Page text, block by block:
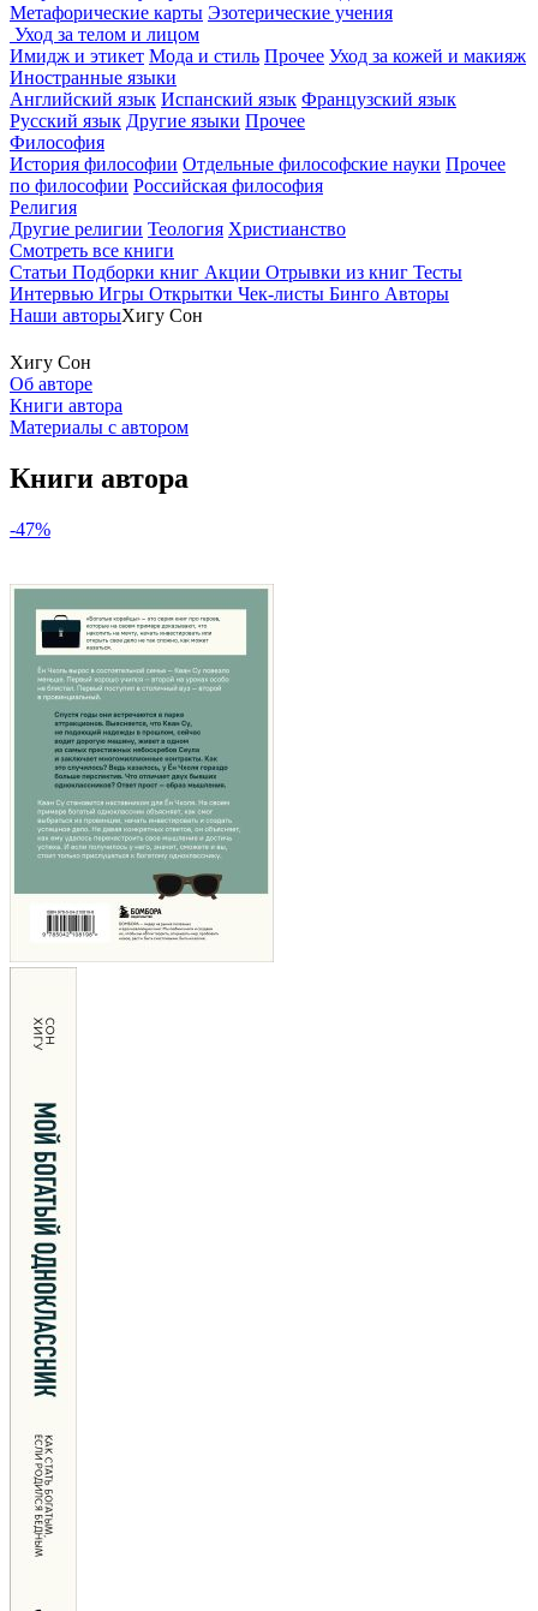
Метафорические карты Эзотерические учения
Уход за телом и лицом
Имидж и этикет Мода и стиль Прочее Уход за кожей и макияж
Иностранные языки
Английский язык Испанский язык Французский язык
Русский язык Другие языки Прочее
Философия
История философии Отдельные философские науки Прочее
по философии Российская философия
Религия
Другие религии Теология Христианство
Смотреть все книги
Статьи Подборки книг Акции Отрывки из книг Тесты
Интервью Игры Открытки Чек-листы Бинго Авторы
Наши авторыХигу Сон
Хигу Сон
Об авторе
Книги автора
Материалы с автором
Книги автора
-47%